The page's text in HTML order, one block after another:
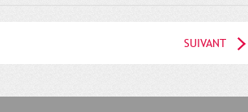
SUIVANT